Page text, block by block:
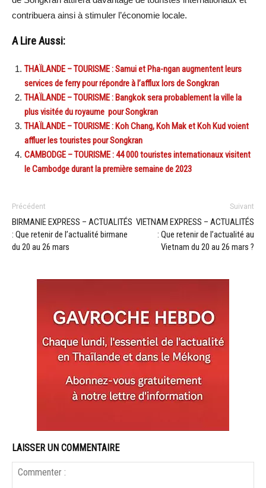
contribuera ainsi à stimuler l’économie locale.
A Lire Aussi:
THAÏLANDE – TOURISME : Samui et Pha-ngan augmentent leurs
services de ferry pour répondre à l’afflux lors de Songkran
THAÏLANDE – TOURISME : Bangkok sera probablement la ville la
plus visitée du royaume pour Songkran
THAÏLANDE – TOURISME : Koh Chang, Koh Mak et Koh Kud voient
affluer les touristes pour Songkran
CAMBODGE – TOURISME : 44 000 touristes internationaux visitent
le Cambodge durant la première semaine de 2023
Précédent
BIRMANIE EXPRESS – ACTUALITÉS
: Que retenir de l’actualité birmane
du 20 au 26 mars
Suivant
VIETNAM EXPRESS – ACTUALITÉS
: Que retenir de l’actualité au
Vietnam du 20 au 26 mars ?
LAISSER UN COMMENTAIRE